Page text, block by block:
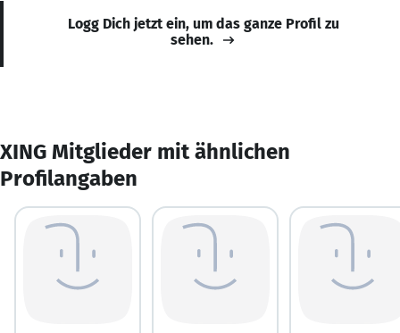
Logg Dich jetzt ein, um das ganze Profil zu
sehen.
XING Mitglieder mit ähnlichen
Profilangaben